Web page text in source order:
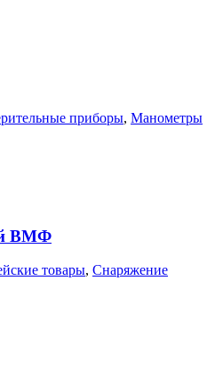
приборы, Манометры
ВМФ
товары, Снаряжение